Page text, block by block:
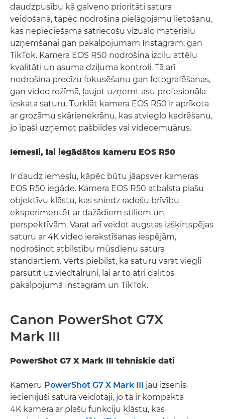
daudzpusību kā galveno prioritāti satura
veidošanā, tāpēc nodrošina pielāgojamu lietošanu,
kas nepieciešama satriecošu vizuālo materiālu
uzņemšanai gan pakalpojumam Instagram, gan
TikTok. Kamera EOS R50 nodrošina izcilu attēlu
kvalitāti un asuma dziļuma kontroli. Tā arī
nodrošina precīzu fokusēšanu gan fotografēšanas,
gan video režīmā, ļaujot uzņemt asu profesionāla
izskata saturu. Turklāt kamera EOS R50 ir aprīkota
ar grozāmu skārienekrānu, kas atvieglo kadrēšanu,
jo īpaši uzņemot pašbildes vai videoemuārus.
Iemesli, lai iegādātos kameru EOS R50
Ir daudz iemeslu, kāpēc būtu jāapsver kameras
EOS R50 iegāde. Kamera EOS R50 atbalsta plašu
objektīvu klāstu, kas sniedz radošu brīvību
eksperimentēt ar dažādiem stiliem un
perspektīvām. Varat arī veidot augstas izšķirtspējas
saturu ar 4K video ierakstīšanas iespējām,
nodrošinot atbilstību mūsdienu satura
standartiem. Vērts piebilst, ka saturu varat viegli
pārsūtīt uz viedtālruni, lai ar to ātri dalītos
pakalpojumā Instagram un TikTok.
Canon PowerShot G7X
Mark III
PowerShot G7 X Mark III tehniskie dati
Kameru PowerShot G7 X Mark III jau izsenis
iecienījuši satura veidotāji, jo tā ir kompakta
4K kamera ar plašu funkciju klāstu, kas